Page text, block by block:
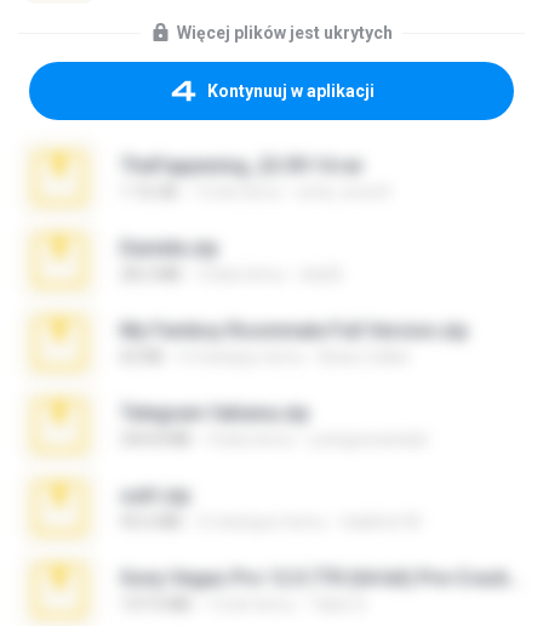
Więcej plików jest ukrytych
Kontynuuj w aplikacji
TheFappening_22.09.14.rar
Daniela.zip
My Femboy Roommate Full Version.zip
Telegram fabiana.zip
ouh!.zip